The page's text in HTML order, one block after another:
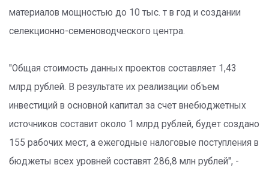
материалов мощностью до 10 тыс. т в год и создании
селекционно-семеноводческого центра.
"Общая стоимость данных проектов составляет 1,43
млрд рублей. В результате их реализации объем
инвестиций в основной капитал за счет внебюджетных
источников составит около 1 млрд рублей, будет создано
155 рабочих мест, а ежегодные налоговые поступления в
бюджеты всех уровней составят 286,8 млн рублей", -